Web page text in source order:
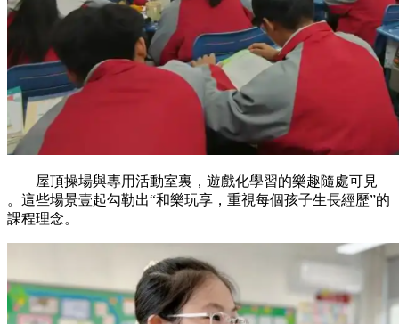
屋頂操場與專用活動室裏，遊戲化學習的樂趣隨處可見
。這些場景壹起勾勒出“和樂玩享，重視每個孩子生長經歷”的
課程理念。